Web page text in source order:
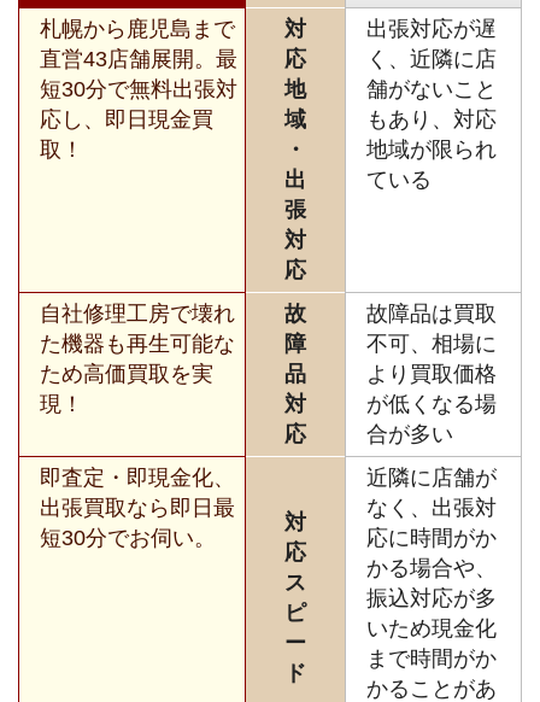
札幌から鹿児島まで
直営43店舗展開。最
短30分で無料出張対
応し、即日現金買
取！
対
応
地
域
・
出
張
対
応
出張対応が遅
く、近隣に店
舗がないこと
もあり、対応
地域が限られ
ている
自社修理工房で壊れ
た機器も再生可能な
ため高価買取を実
現！
故
障
品
対
応
故障品は買取
不可、相場に
より買取価格
が低くなる場
合が多い
即査定・即現金化、
出張買取なら即日最
短30分でお伺い。
対
応
ス
ピ
ー
ド
近隣に店舗が
なく、出張対
応に時間がか
かる場合や、
振込対応が多
いため現金化
まで時間がか
かることがあ